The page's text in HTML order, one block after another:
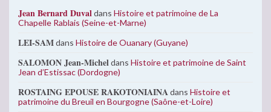
Jean Bernard Duvaldans Histoire et patrimoine de La
Chapelle Rablais (Seine-et-Marne)
LEI-SAMdans Histoire de Ouanary (Guyane)
SALOMON Jean-Micheldans Histoire et patrimoine de Saint
Jean d’Estissac (Dordogne)
ROSTAING EPOUSE RAKOTONIAINAdans Histoire et
patrimoine du Breuil en Bourgogne (Saône-et-Loire)